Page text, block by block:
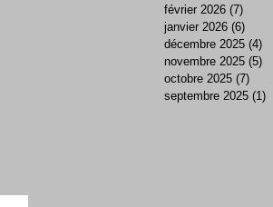
février 2026 (7)
janvier 2026 (6)
décembre 2025 (4)
novembre 2025 (5)
octobre 2025 (7)
septembre 2025 (1)